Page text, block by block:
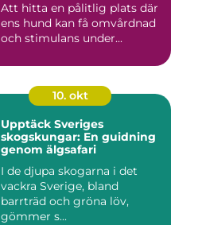
Att hitta en pålitlig plats där
ens hund kan få omvårdnad
och stimulans under...
10. okt
Upptäck Sveriges
skogskungar: En guidning
genom älgsafari
I de djupa skogarna i det
vackra Sverige, bland
barrträd och gröna löv,
gömmer s...